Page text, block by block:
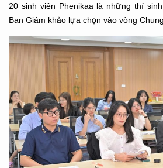
20 sinh viên Phenikaa là những thí
Ban Giám khảo lựa chọn vào vòng